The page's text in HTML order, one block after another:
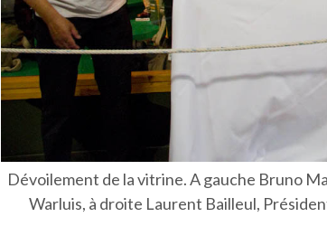
Dévoilement de la vitrine. A gauche Bruno
Warluis, à droite Laurent Bailleul,